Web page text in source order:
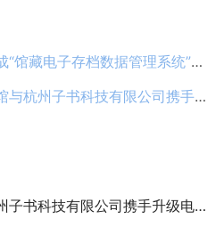
档数据管理系统”，引领地质资料信息化管理新时代
子书科技有限公司携手升级电子借阅系统
技有限公司携手升级电子借阅系统